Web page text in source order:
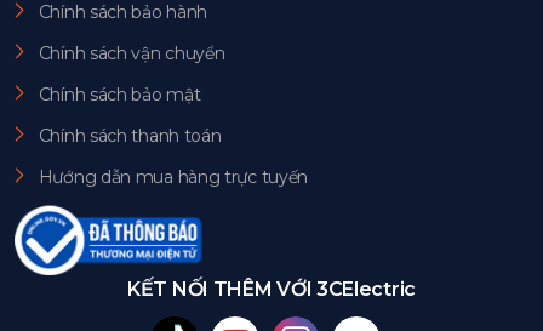
Chính sách bảo hành
Chính sách vận chuyển
Chính sách bảo mật
Chính sách thanh toán
Hướng dẫn mua hàng trực tuyến
KẾT NỐI THÊM VỚI 3CElectric